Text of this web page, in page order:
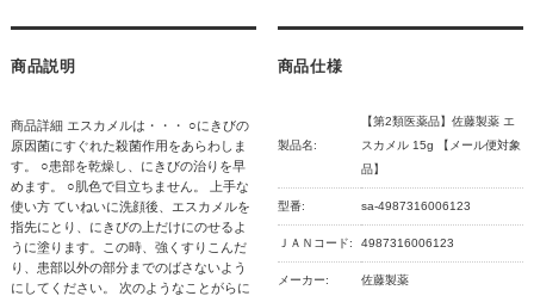
商品説明
商品詳細 エスカメルは・・・ ○にきびの
原因菌にすぐれた殺菌作用をあらわしま
す。 ○患部を乾燥し、にきびの治りを早
めます。 ○肌色で目立ちません。 上手な
使い方 ていねいに洗顔後、エスカメルを
指先にとり、にきびの上だけにのせるよ
うに塗ります。この時、強くすりこんだ
り、患部以外の部分までのばさないよう
にしてください。 次のようなことがらに
商品仕様
製品名:
【第2類医薬品】佐藤製薬 エ
スカメル 15g 【メール便対象
品】
型番: sa-4987316006123
ＪＡＮコード: 4987316006123
メーカー: 佐藤製薬